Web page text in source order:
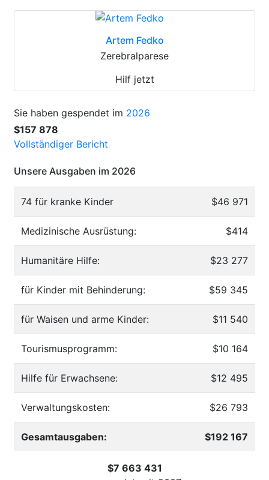
Artem Fedko
Zerebralparese
Hilf jetzt
Sie haben gespendet im 2026
$157 878
Vollständiger Bericht
Unsere Ausgaben im 2026
74 für kranke Kinder $46 971
Medizinische Ausrüstung: $414
Humanitäre Hilfe: $23 277
für Kinder mit Behinderung: $59 345
für Waisen und arme Kinder: $11 540
Tourismusprogramm: $10 164
Hilfe für Erwachsene: $12 495
Verwaltungskosten: $26 793
Gesamtausgaben: $192 167
$7 663 431